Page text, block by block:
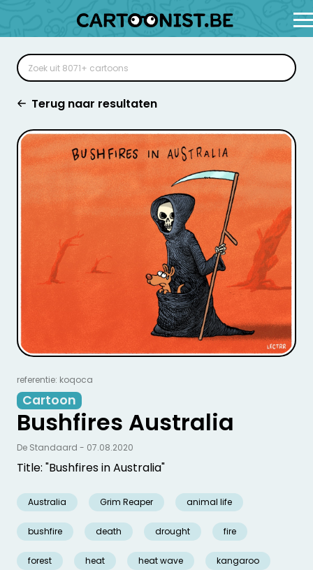
Terug naar resultaten
referentie: koqoca
Cartoon
Bushfires Australia
Title: "Bushfires in Australia"
Australia Grim Reaper animal life
bushfire death drought fire
forest heat heat wave kangaroo
De Standaard - 07.08.2020